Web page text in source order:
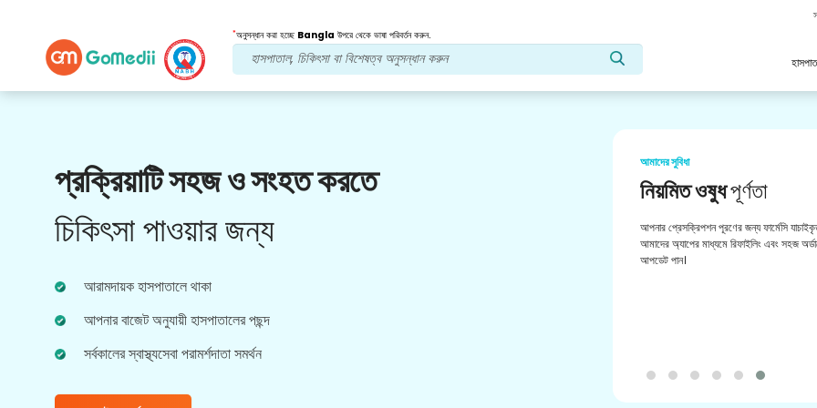
*অনুসন্ধান করা হচ্ছে Bangla উপরে থেকে ভাষা পরিবর্তন করুন.
প্রক্রিয়াটি সহজ ও সংহত করতে
চিকিৎসা পাওয়ার জন্য
আরামদায়ক হাসপাতালে থাকা
আপনার বাজেট অনুযায়ী হাসপাতালের পছন্দ
সর্বকালের স্বাস্থ্যসেবা পরামর্শদাতা সমর্থন
আমাদের সুবিধা
বহুভাষিক অ্যাপসমর্থন
আমাদের বহুভাষিক GoMedii অ্যাপটি ডাউনলোড করুন যা
আপনাকে আপনার চিকিত্সার যাত্রা আরও ভাল এবং নির্ভুলভাবে
আমাদের সুবিধা
নিয়মিত ওষুধপূর্ণতা
আপনার প্রেসক্রিপশন পূরণের জন্য ফার্মেসি
আমাদের অ্যাপের মাধ্যমে রিফাইলিং এবং সহজ
আপডেট পান।